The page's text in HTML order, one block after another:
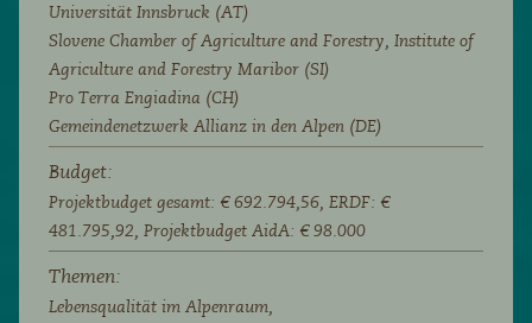
Universität Innsbruck (AT)
Slovene Chamber of Agriculture and Forestry, Institute of
Agriculture and Forestry Maribor (SI)
Pro Terra Engiadina (CH)
Gemeindenetzwerk Allianz in den Alpen (DE)
Budget:
Projektbudget gesamt: € 692.794,56, ERDF: €
481.795,92, Projektbudget AidA: € 98.000
Themen:
Lebensqualität im Alpenraum,